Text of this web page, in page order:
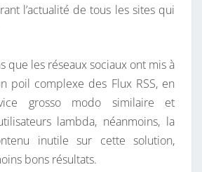
l’actualité de tous les sites qui
que les réseaux sociaux ont mis à
poil complexe des Flux RSS, en
grosso modo similaire et
lambda, néanmoins, la
inutile sur cette solution,
bons résultats.